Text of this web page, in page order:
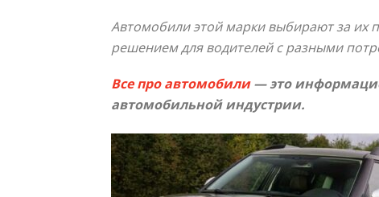
Автомобили этой марки выбирают за их
решением для водителей с разными
Все про автомобили— это
автомобильной индустрии.